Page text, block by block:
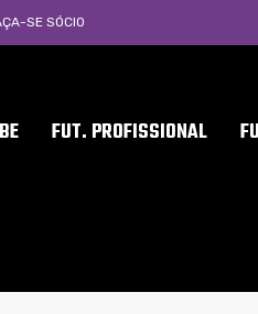
SE SÓCIO
FUT. PROFISSIONAL